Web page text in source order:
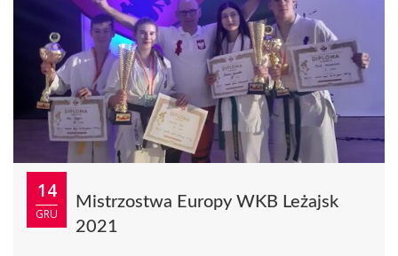
14
GRU
Mistrzostwa Europy WKB Leżajsk
2021